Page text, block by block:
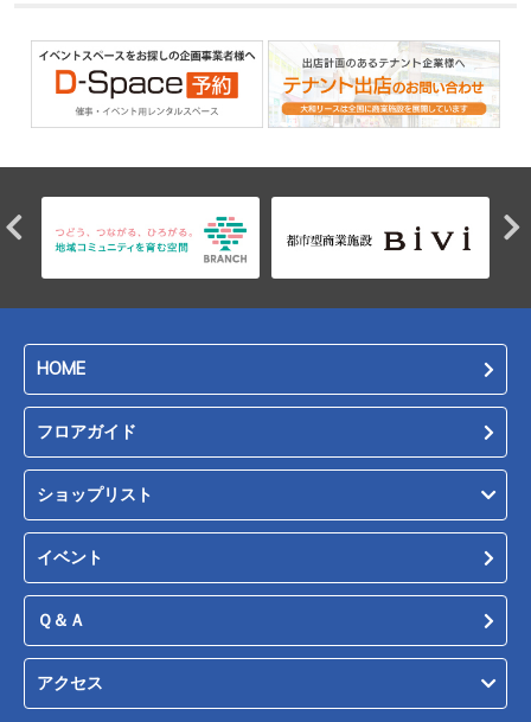
HOME
フロアガイド
ショップリスト
イベント
Ｑ＆Ａ
アクセス